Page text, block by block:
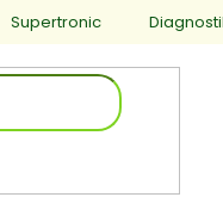
Supertronic